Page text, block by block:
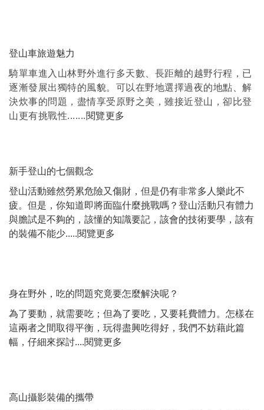
登山車旅遊魅力
騎單車進入山林野外進行多天數、長距離的越野行程，已
逐漸發展出獨特的風貌。 可以在野地選擇過夜的地點、解
決炊事的問題，盡情享受原野之美，雖接近登山，卻比登
山更有挑戰性.......閱覽更多
新手登山的七個觀念
登山活動雖然勞累危險又傷財，但是仍有非常多人樂此不
疲。但是，你知道即將面臨什麼挑戰嗎？登山活動只有體力
與膽試是不夠的，該懂的知識要記，該會的技術要學，該有
的裝備不能少.....閱覽更多
身在野外，吃的問題究竟要怎麼解決呢？
為了要動，就需要吃；但為了要吃，又要耗費體力。怎樣在
這兩者之間取得平衡，玩得盡興吃得好，我們不妨藉此篇
幅，仔細來探討....閱覽更多
高山攝影裝備的攜帶